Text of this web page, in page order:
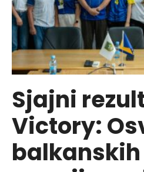
Sjajni
Victory: